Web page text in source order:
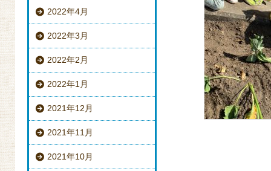
2022年4月
2022年3月
2022年2月
2022年1月
2021年12月
2021年11月
2021年10月